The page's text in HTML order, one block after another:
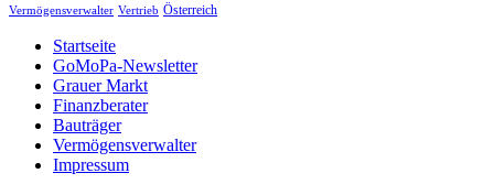
Vermögensverwalter Vertrieb Österreich
Startseite
GoMoPa-Newsletter
Grauer Markt
Finanzberater
Bauträger
Vermögensverwalter
Impressum